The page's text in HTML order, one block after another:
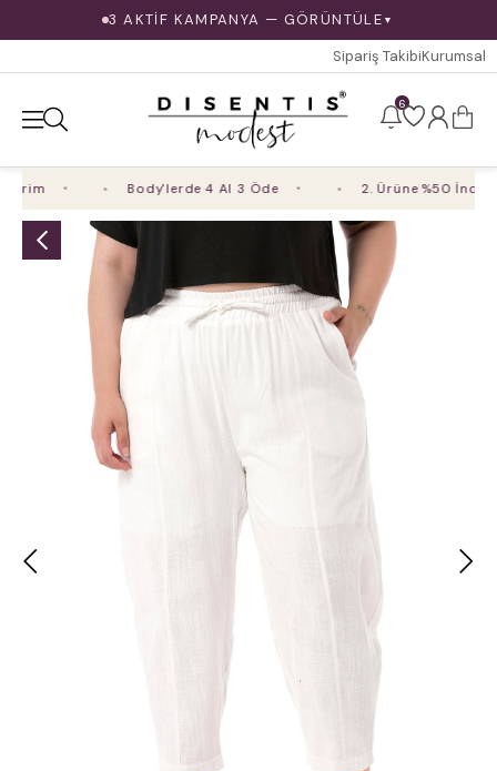
3 AKTİF KAMPANYA — GÖRÜNTÜLE ▼
Sipariş TakibiKurumsal
6
Body'lerde 4 Al 3 Öde 2. Ürüne %50 İndirim